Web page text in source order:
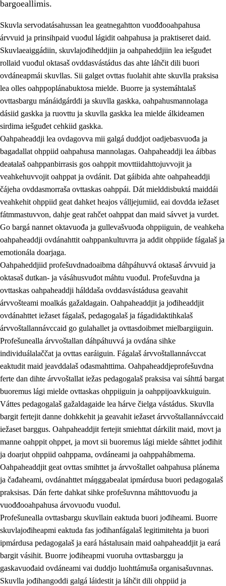
3.1 Fátmmasteaddji oahppanbiras
3.2 Oahpaheapmi ja heivehuvvon oahpahus
3.3 Ovttasbargu ruovttu ja skuvlla gaskka
3.4 Oahpahus oahppofitnodagas ja bargoeallimis
3.5 Profešuvdnasearvevuohta ja skuvlaovdáneapmi
bargoeallimis.
Skuvla servodatásahussan lea geatnegahtton vuođđooahpahusa
árvvuid ja prinsihpaid vuođul lágidit oahpahusa ja praktiseret daid.
Skuvlaeaiggádiin, skuvlajođiheddjiin ja oahpaheddjiin lea iešguđet
rollaid vuođul oktasaš ovddasvástádus das ahte láhčit dili buori
ovdáneapmái skuvllas. Sii galget ovttas fuolahit ahte skuvlla praksisa
lea olles oahppoplánabuktosa mielde. Buorre ja systemáhtalaš
ovttasbargu mánáidgárddi ja skuvlla gaskka, oahpahusmannolaga
dásiid gaskka ja ruovttu ja skuvlla gaskka lea mielde álkideamen
sirdima iešguđet cehkiid gaskka.
Oahpaheaddji lea ovdagovva mii galgá duddjot oadjebasvuođa ja
bagadallat ohppiid oahpahusa mannolagas. Oahpaheaddji lea áibbas
deaŧalaš oahppanbirrasis gos oahppit movttiidahttojuvvojit ja
veahkehuvvojit oahppat ja ovdánit. Dat gáibida ahte oahpaheaddji
čájeha ovddasmorraša ovttaskas oahppái. Dát mielddisbuktá maiddái
veahkehit ohppiid geat dahket heajos válljejumiid, eai dovdda iežaset
fátmmastuvvon, dahje geat rahčet oahppat dan maid sávvet ja vurdet.
Go bargá nannet oktavuođa ja gullevašvuođa ohppiiguin, de veahkeha
oahpaheaddji ovdánahttit oahppankultuvrra ja addit ohppiide fágalaš ja
emotionála doarjaga.
Oahpaheddjiid profešuvdnadoaibma dáhpáhuvvá oktasaš árvvuid ja
oktasaš dutkan- ja vásáhusvuđot máhtu vuođul. Profešuvdna ja
ovttaskas oahpaheaddji hálddaša ovddasvástádusa geavahit
árvvošteami moalkás gažaldagain. Oahpaheaddjit ja jođiheaddjit
ovdánahttet iežaset fágalaš, pedagogalaš ja fágadidaktihkalaš
árvvoštallannávccaid go gulahallet ja ovttasdoibmet mielbargiiguin.
Profešunealla árvvoštallan dáhpáhuvvá ja ovdána sihke
individuálalaččat ja ovttas earáiguin. Fágalaš árvvoštallannávccat
eaktudit maid jeavddalaš ođasmahttima. Oahpaheaddjeprofešuvdna
ferte dan dihte árvvoštallat iežas pedagogalaš praksisa vai sáhttá bargat
buoremus lági mielde ovttaskas ohppiiguin ja oahppijoavkkuiguin.
Váttes pedagogalaš gažaldagaide lea hárve čielga vástádus. Skuvlla
bargit fertejit danne dohkkehit ja geavahit iežaset árvvoštallannávccaid
iežaset barggus. Oahpaheaddjit fertejit smiehttat dárkilit maid, movt ja
manne oahppit ohppet, ja movt sii buoremus lági mielde sáhttet jođihit
ja doarjut ohppiid oahppama, ovdáneami ja oahppahábmema.
Oahpaheaddjit geat ovttas smihttet ja árvvoštallet oahpahusa plánema
ja čađaheami, ovdánahttet máŋggabealat ipmárdusa buori pedagogalaš
praksisas. Dán ferte dahkat sihke profešuvnna máhttovuođu ja
vuođđooahpahusa árvovuođu vuođul.
Profešunealla ovttasbargu skuvllain eaktuda buori jođiheami. Buorre
skuvlajođiheapmi eaktuda fas jođihanfágalaš legitimitehta ja buori
ipmárdusa pedagogalaš ja eará hástalusain maid oahpaheaddjit ja eará
bargit vásihit. Buorre jođiheapmi vuoruha ovttasbarggu ja
gaskavuođaid ovdáneami vai duddjo luohttámuša organisašuvnnas.
Skuvlla jođihangoddi galgá láidestit ja láhčit dili ohppiid ja